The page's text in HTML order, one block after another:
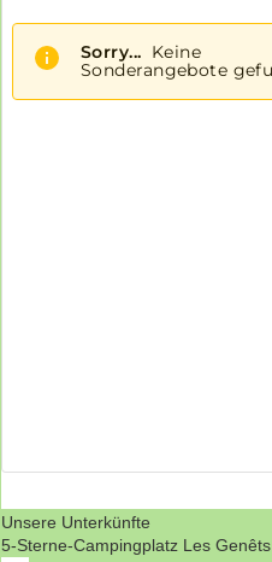
Unsere Unterkünfte
5-Sterne-Campingplatz Les Genêts